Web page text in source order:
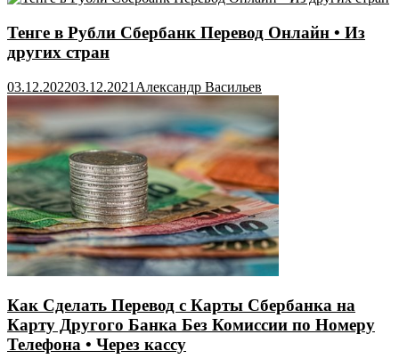
Тенге в Рубли Сбербанк Перевод Онлайн • Из
других стран
03.12.202203.12.2021 Александр Васильев
Как Сделать Перевод с Карты Сбербанка на
Карту Другого Банка Без Комиссии по Номеру
Телефона • Через кассу